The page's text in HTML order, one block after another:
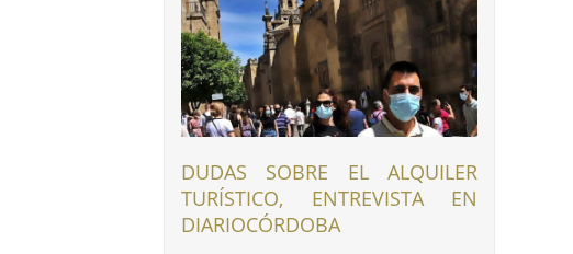
DUDAS SOBRE EL ALQUILER
TURÍSTICO, ENTREVISTA EN
DIARIOCÓRDOBA